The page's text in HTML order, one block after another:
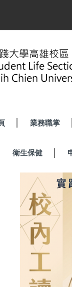
業務職掌
衛生保健